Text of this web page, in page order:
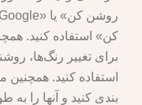
برای تغییر رنگ‌ها،
استفاده کنید. همچنین
بندی کنید و آنها را به